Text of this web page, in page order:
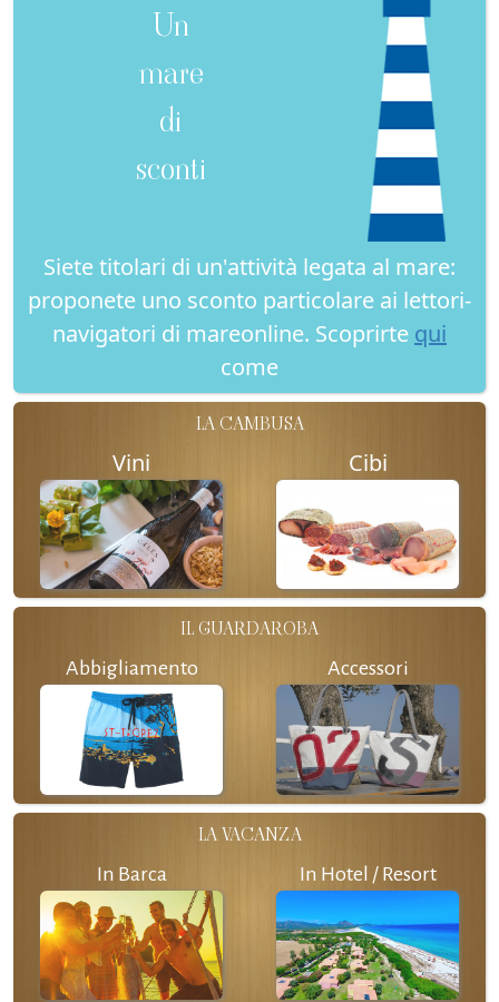
Un
mare
di
sconti
Siete titolari di un'attività legata al mare:
proponete uno sconto particolare ai lettori-
navigatori di mareonline. Scoprirte qui
come
LA CAMBUSA
Vini Cibi
IL GUARDAROBA
Abbigliamento Accessori
LA VACANZA
In Barca In Hotel / Resort